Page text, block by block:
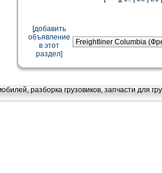
[добавить
объявление
в этот
раздел]
разборка грузовиков, запчасти для